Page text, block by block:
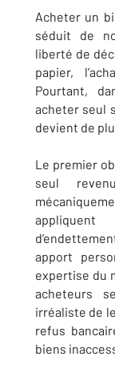
Acheter un
séduit de
liberté de
papier,
Pourtant,
acheter seul
devient de
Le premier
seul
apport
expertise du
acheteurs
irréaliste de
refus
biens